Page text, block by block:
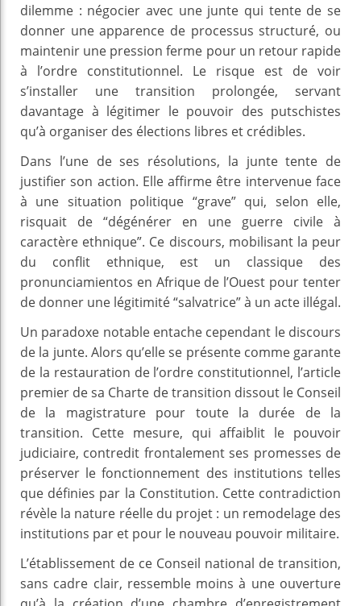
dilemme : négocier avec une junte qui tente de se
donner une apparence de processus structuré, ou
maintenir une pression ferme pour un retour rapide
à l’ordre constitutionnel. Le risque est de voir
s’installer une transition prolongée, servant
davantage à légitimer le pouvoir des putschistes
qu’à organiser des élections libres et crédibles.
Dans l’une de ses résolutions, la junte tente de
justifier son action. Elle affirme être intervenue face
à une situation politique “grave” qui, selon elle,
risquait de “dégénérer en une guerre civile à
caractère ethnique”. Ce discours, mobilisant la peur
du conflit ethnique, est un classique des
pronunciamientos en Afrique de l’Ouest pour tenter
de donner une légitimité “salvatrice” à un acte illégal.
Un paradoxe notable entache cependant le discours
de la junte. Alors qu’elle se présente comme garante
de la restauration de l’ordre constitutionnel, l’article
premier de sa Charte de transition dissout le Conseil
de la magistrature pour toute la durée de la
transition. Cette mesure, qui affaiblit le pouvoir
judiciaire, contredit frontalement ses promesses de
préserver le fonctionnement des institutions telles
que définies par la Constitution. Cette contradiction
révèle la nature réelle du projet : un remodelage des
institutions par et pour le nouveau pouvoir militaire.
L’établissement de ce Conseil national de transition,
sans cadre clair, ressemble moins à une ouverture